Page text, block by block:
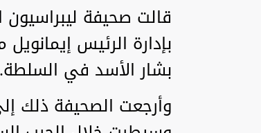
قالت صحيفة ليبراسيون
بإدارة الرئيس
بشار الأسد في السلطة.
وأرجعت الصحيفة ذلك